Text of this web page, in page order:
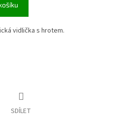
vidlička s hrotem.
SDÍLET